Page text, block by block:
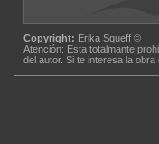
Copyright: Erika Squeff ©
Atención: Esta totalmante
del autor. Si te interesa la obra